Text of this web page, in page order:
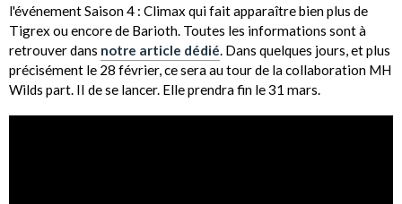
l'événement Saison 4 : Climax qui fait apparaître bien plus de
Tigrex ou encore de Barioth. Toutes les informations sont à
retrouver dans notre article dédié. Dans quelques jours, et plus
précisément le 28 février, ce sera au tour de la collaboration MH
Wilds part. II de se lancer. Elle prendra fin le 31 mars.